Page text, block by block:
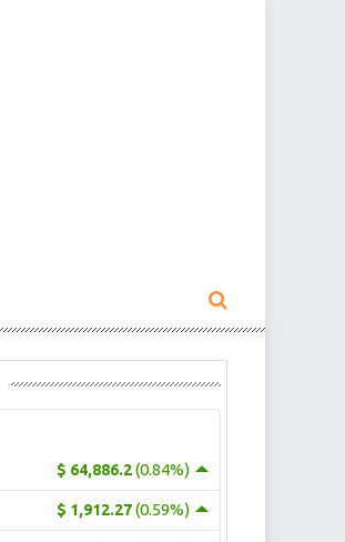
$ 64,886.2(0.84%)
$ 1,912.27(0.59%)